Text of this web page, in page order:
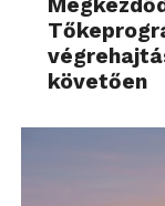
követően